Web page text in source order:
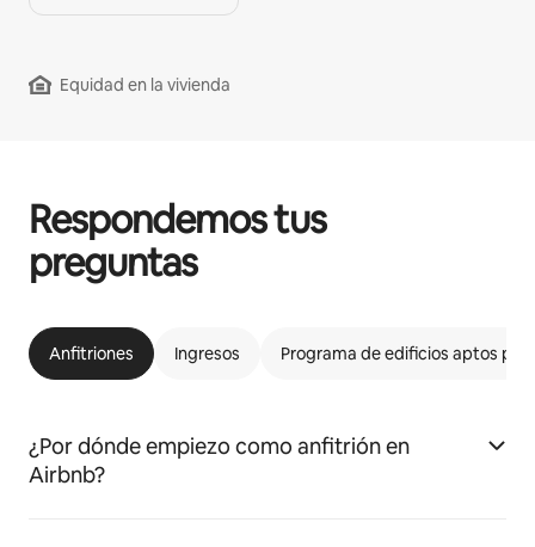
Equidad en la vivienda
Respondemos tus
preguntas
Anfitriones Ingresos Programa de edificios aptos
¿Por dónde empiezo como anfitrión en
Airbnb?